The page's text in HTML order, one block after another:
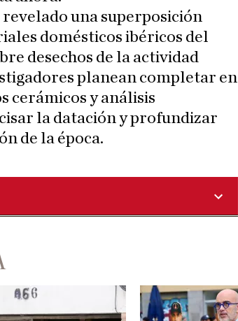
una superposición
domésticos ibéricos del
desechos de la actividad
planean completar en
cerámicos y análisis
la datación y profundizar
de la época.